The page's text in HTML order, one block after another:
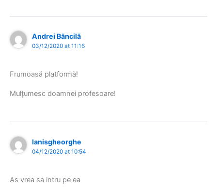
Andrei Băncilă
03/12/2020 at 11:16
Frumoasă platformă!
Mulțumesc doamnei profesoare!
Ianisgheorghe
04/12/2020 at 10:54
As vrea sa intru pe ea